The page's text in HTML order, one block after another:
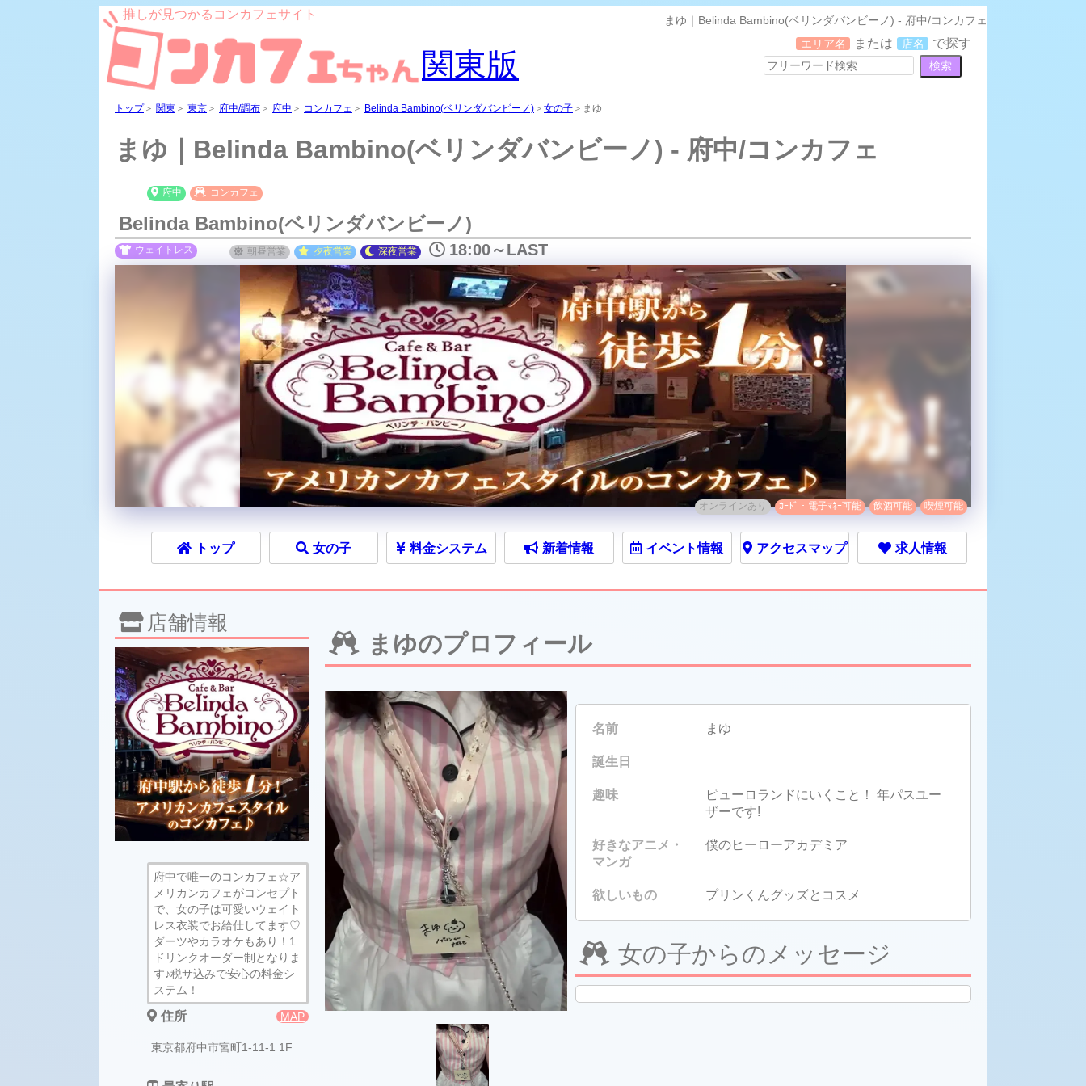
まゆ｜Belinda Bambino(ベリンダバンビーノ) - 府中/コンカフェ
推しが見つかるコンカフェサイト
関東版
エリア名 または 店名 で探す
トップ＞ 関東 ＞ 東京 ＞ 府中/調布 ＞ 府中 ＞ コンカフェ ＞ Belinda Bambino(ベリンダバンビーノ) ＞ 女の子 ＞まゆ
まゆ｜Belinda Bambino(ベリンダバンビーノ) - 府中/コンカフェ
府中 コンカフェ
Belinda Bambino(ベリンダバンビーノ)
ウェイトレス 朝昼営業 夕夜営業 深夜営業 18:00～LAST
オンラインあり ｶｰﾄﾞ・電子ﾏﾈｰ可能 飲酒可能 喫煙可能
トップ 女の子 料金システム 新着情報 イベント情報 アクセスマップ 求人情報
店舗情報
府中で唯一のコンカフェ☆ア
メリカンカフェがコンセプト
で、女の子は可愛いウェイト
レス衣装でお給仕してます♡
ダーツやカラオケもあり！1
ドリンクオーダー制となりま
す♪税サ込みで安心の料金シ
ステム！
住所
東京都府中市宮町1-11-1 1F
MAP
まゆのプロフィール
名前 まゆ
誕生日
趣味
ピューロランドにいくこと！ 年パスユー
ザーです!
好きなアニメ・
マンガ
僕のヒーローアカデミア
欲しいもの プリンくんグッズとコスメ
女の子からのメッセージ